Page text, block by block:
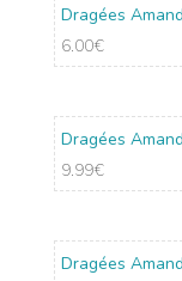
Dragées
6.00€
Dragées
9.99€
Dragées